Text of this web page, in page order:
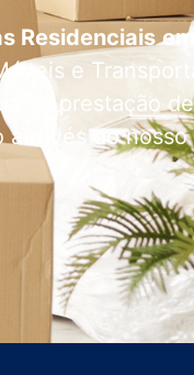
Residenciais
e
na prestação
através do